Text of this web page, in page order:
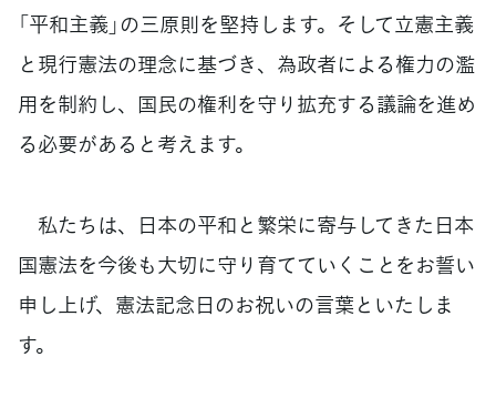
「平和主義」の三原則を堅持します。そして立憲主義
と現行憲法の理念に基づき、為政者による権力の濫
用を制約し、国民の権利を守り拡充する議論を進め
る必要があると考えます。
私たちは、日本の平和と繁栄に寄与してきた日本
国憲法を今後も大切に守り育てていくことをお誓い
申し上げ、憲法記念日のお祝いの言葉といたしま
す。